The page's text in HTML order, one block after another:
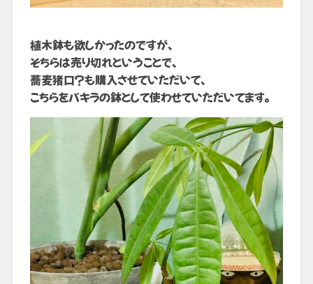
植木鉢も欲しかったのですが、
そちらは売り切れということで、
蕎麦猪口？も購入させていただいて、
こちらをパキラの鉢として使わせていただいてます。